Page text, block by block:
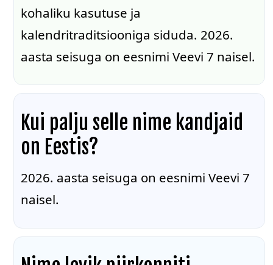
kohaliku kasutuse ja
kalendritraditsiooniga siduda. 2026.
aasta seisuga on eesnimi Veevi 7 naisel.
Kui palju selle nime kandjaid
on Eestis?
2026. aasta seisuga on eesnimi Veevi 7
naisel.